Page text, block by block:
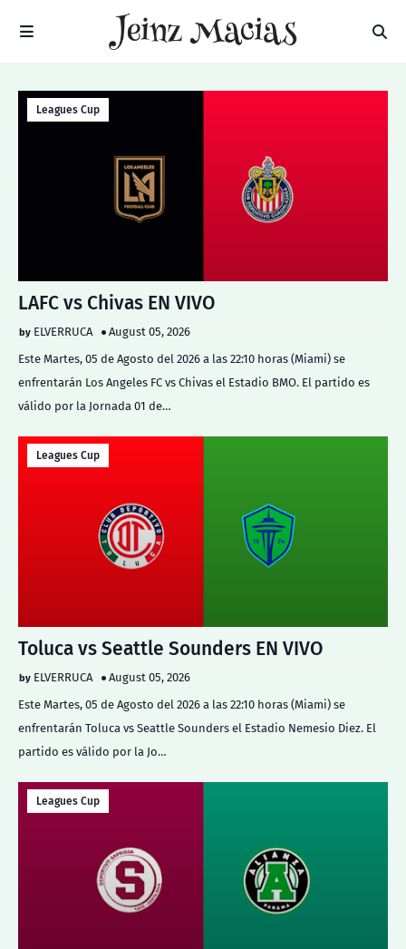
Leagues Cup
LAFC vs Chivas EN VIVO
ELVERRUCA
August 05, 2026
Este Martes, 05 de Agosto del 2026 a las 22:10 horas (Miami) se
enfrentarán Los Angeles FC vs Chivas el Estadio BMO. El partido es
válido por la Jornada 01 de…
Leagues Cup
Toluca vs Seattle Sounders EN VIVO
ELVERRUCA
August 05, 2026
Este Martes, 05 de Agosto del 2026 a las 22:10 horas (Miami) se
enfrentarán Toluca vs Seattle Sounders el Estadio Nemesio Diez. El
partido es válido por la Jo…
Leagues Cup